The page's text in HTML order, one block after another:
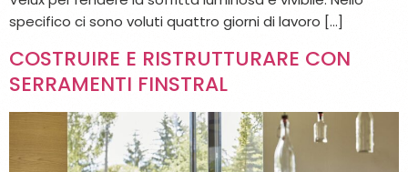
specifico ci sono voluti quattro giorni di lavoro […]
COSTRUIRE E RISTRUTTURARE CON
SERRAMENTI FINSTRAL